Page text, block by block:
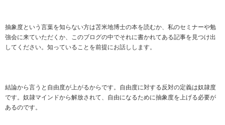
抽象度という言葉を知らない方は苫米地博士の本を読むか、私のセミナーや勉
強会に来ていただくか、このブログの中でそれに書かれてある記事を見つけ出
してください。知っていることを前提にお話しします。
結論から言うと自由度が上がるからです。自由度に対する反対の定義は奴隷度
です。奴隷マインドから解放されて、自由になるために抽象度を上げる必要が
あるのです。